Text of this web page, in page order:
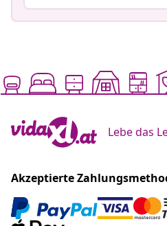
Lebe das
Akzeptierte